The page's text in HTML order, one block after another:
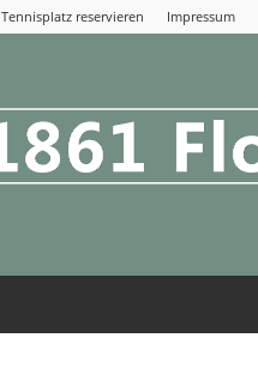
Tennisplatz reservieren Impressum